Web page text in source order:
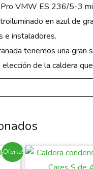
VMW ES 236/5-3
en azul de
e instaladores.
tenemos una gran
de la caldera
¡Oferta!